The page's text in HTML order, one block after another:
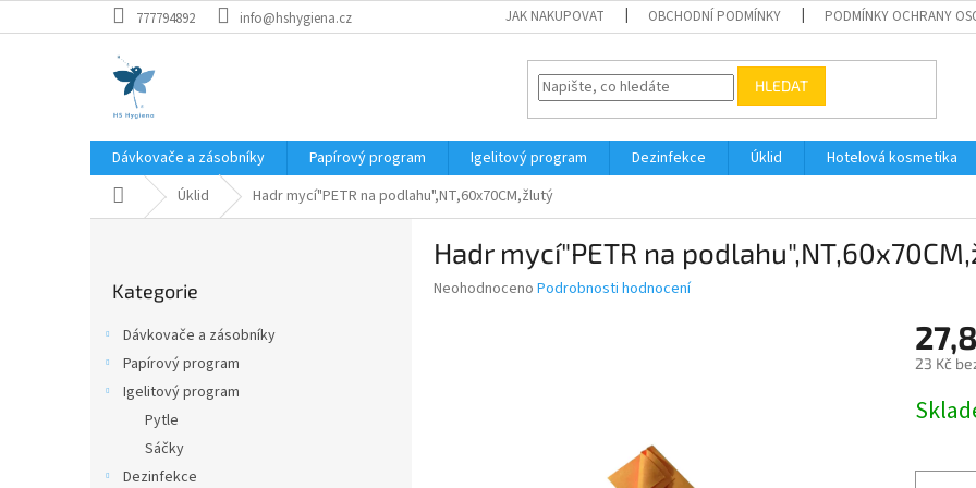
na
777794892 info@hshygiena.cz JAK NAKUPOVAT OBCHODNÍ PODMÍNKY PODMÍNKY OCHRANY
HLEDAT
Dávkovače a zásobníky Papírový program Igelitový program Dezinfekce Úklid Hotelová kosmetika
Domů Úklid Hadr mycí"PETR na podlahu",NT,60x70CM,žlutý
kategorie
Kategorie
Dávkovače a zásobníky
Papírový program
Igelitový program
Pytle
Sáčky
Dezinfekce
Hadr mycí"PETR na
Průměrné
Neohodnoceno Podrobnosti hodnocení
23 Kč
cena: